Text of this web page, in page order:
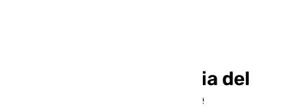
Granada cierra su feria del
Corpus con récord de